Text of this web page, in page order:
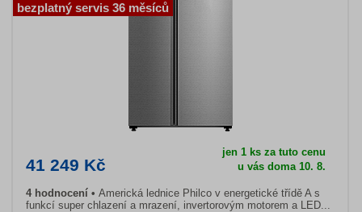
41 249 Kč
jen 1 ks za tuto cenu
u vás doma 10. 8.
4 hodnocení
Americká lednice Philco v energetické třídě A s
funkcí super chlazení a mrazení, invertorovým motorem a LED...
bezplatný servis 36 měsíců